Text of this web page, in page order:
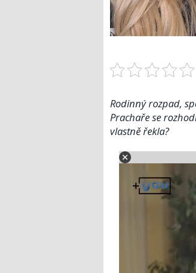
Rodinný rozpad,
Prachaře se
vlastně řekla?